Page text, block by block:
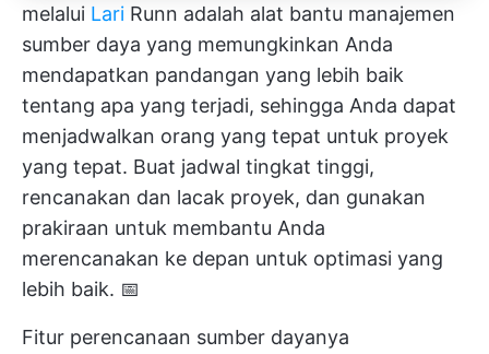
melalui Lari Runn adalah alat bantu manajemen
sumber daya yang memungkinkan Anda
mendapatkan pandangan yang lebih baik
tentang apa yang terjadi, sehingga Anda dapat
menjadwalkan orang yang tepat untuk proyek
yang tepat. Buat jadwal tingkat tinggi,
rencanakan dan lacak proyek, dan gunakan
prakiraan untuk membantu Anda
merencanakan ke depan untuk optimasi yang
lebih baik. 📅
Fitur perencanaan sumber dayanya